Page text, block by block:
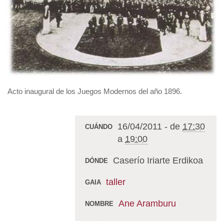
Acto inaugural de los Juegos Modernos del año 1896.
CUÁNDO 16/04/2011 - de 17:30
a 19:00
DÓNDE Caserío Iriarte Erdikoa
GAIA taller
NOMBRE Ane Aramburu